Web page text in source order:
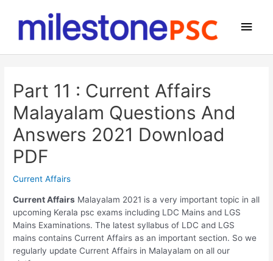
Main
Part 11 : Current Affairs
Malayalam Questions And
Answers 2021 Download
PDF
Current Affairs
Current Affairs Malayalam 2021 is a very important topic in all
upcoming Kerala psc exams including LDC Mains and LGS
Mains Examinations. The latest syllabus of LDC and LGS
mains contains Current Affairs as an important section. So we
regularly update Current Affairs in Malayalam on all our